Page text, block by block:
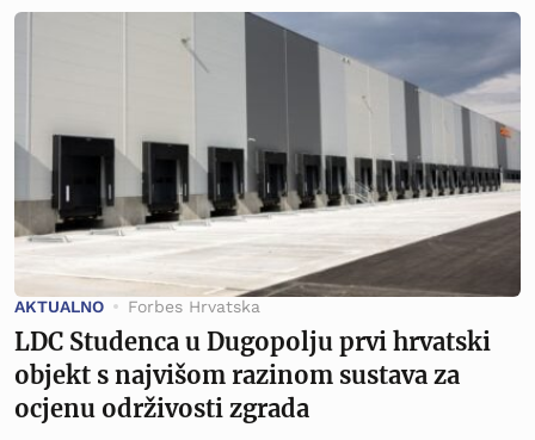
AKTUALNO Forbes Hrvatska
LDC Studenca u Dugopolju prvi hrvatski
objekt s najvišom razinom sustava za
ocjenu održivosti zgrada